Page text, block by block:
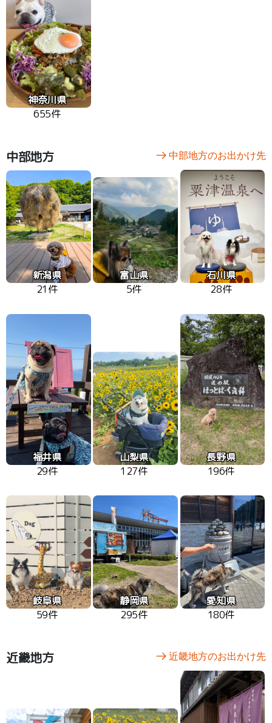
神奈川県
655件
中部地方 中部地方のお出かけ先
新潟県
21件
富山県
5件
石川県
28件
福井県
29件
山梨県
127件
長野県
196件
岐阜県
59件
静岡県
295件
愛知県
180件
近畿地方 近畿地方のお出かけ先